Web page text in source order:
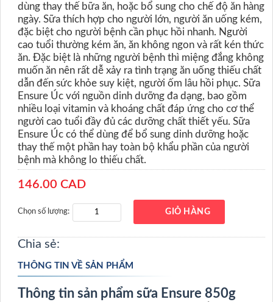
dùng thay thế bữa ăn, hoặc bổ sung cho chế độ ăn hàng
ngày. Sữa thích hợp cho người lớn, người ăn uống kém,
đặc biệt cho người bệnh cần phục hồi nhanh. Người
cao tuổi thường kém ăn, ăn không ngon và rất kén thức
ăn. Đặc biệt là những người bệnh thì miệng đắng không
muốn ăn nên rất dễ xảy ra tình trạng ăn uống thiếu chất
dẫn đến sức khỏe suy kiệt, người ốm lâu hồi phục. Sữa
Ensure Úc với nguồn dinh dưỡng đa dạng, bao gồm
nhiều loại vitamin và khoáng chất đáp ứng cho cơ thể
người cao tuổi đầy đủ các dưỡng chất thiết yếu. Sữa
Ensure Úc có thể dùng để bổ sung dinh dưỡng hoặc
thay thế một phần hay toàn bộ khẩu phần của người
bệnh mà không lo thiếu chất.
146.00 CAD
Chọn số lượng: GIỎ HÀNG
Chia sẻ:
THÔNG TIN VỀ SẢN PHẨM
Thông tin sản phẩm sữa Ensure 850g